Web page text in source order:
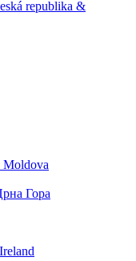
republika &
Moldova
Гора